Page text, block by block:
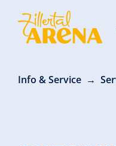
Info & Service